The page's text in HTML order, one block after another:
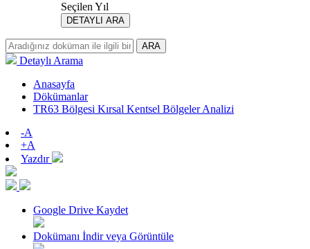
Seçilen Yıl
DETAYLI ARA
ARA
Detaylı Arama
Anasayfa
Dökümanlar
TR63 Bölgesi Kırsal Kentsel Bölgeler Analizi
-A
+A
Yazdır
Google Drive Kaydet
Dokümanı İndir veya Görüntüle